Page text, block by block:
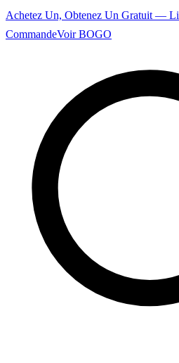
Achetez Un, Obtenez Un Gratuit —
CommandeVoir BOGO